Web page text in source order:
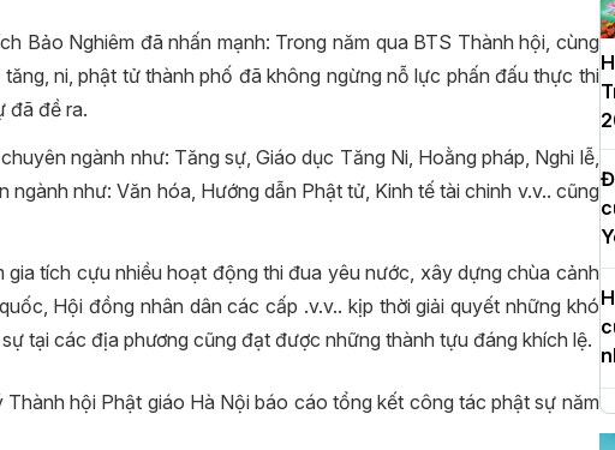
Bảo Nghiêm đã nhấn mạnh: Trong năm qua BTS Thành hội, cùng
ni, phật tử thành phố đã không ngừng nỗ lực phấn đấu thực thi
đã đề ra.
ngành như: Tăng sự, Giáo dục Tăng Ni, Hoằng pháp, Nghi lễ,
như: Văn hóa, Hướng dẫn Phật tử, Kinh tế tài chinh v.v.. cũng
gia tích cựu nhiều hoạt động thi đua yêu nước, xây dựng chùa cảnh
Hội đồng nhân dân các cấp .v.v.. kịp thời giải quyết những khó
tại các địa phương cũng đạt được những thành tựu đáng khích lệ.
hội Phật giáo Hà Nội báo cáo tổng kết công tác phật sự năm